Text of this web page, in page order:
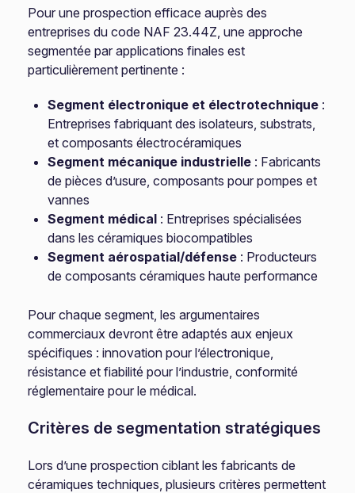
Pour une prospection efficace auprès des
entreprises du code NAF 23.44Z, une approche
segmentée par applications finales est
particulièrement pertinente :
Segment électronique et électrotechnique :
Entreprises fabriquant des isolateurs, substrats,
et composants électrocéramiques
Segment mécanique industrielle : Fabricants
de pièces d’usure, composants pour pompes et
vannes
Segment médical : Entreprises spécialisées
dans les céramiques biocompatibles
Segment aérospatial/défense : Producteurs
de composants céramiques haute performance
Pour chaque segment, les argumentaires
commerciaux devront être adaptés aux enjeux
spécifiques : innovation pour l’électronique,
résistance et fiabilité pour l’industrie, conformité
réglementaire pour le médical.
Critères de segmentation stratégiques
Lors d’une prospection ciblant les fabricants de
céramiques techniques, plusieurs critères permettent